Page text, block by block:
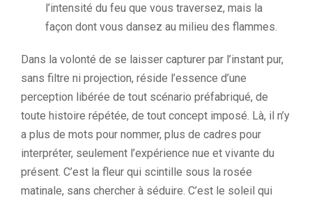
l’intensité du feu que vous traversez, mais la
façon dont vous dansez au milieu des flammes.
Dans la volonté de se laisser capturer par l’instant pur,
sans filtre ni projection, réside l’essence d’une
perception libérée de tout scénario préfabriqué, de
toute histoire répétée, de tout concept imposé. Là, il n’y
a plus de mots pour nommer, plus de cadres pour
interpréter, seulement l’expérience nue et vivante du
présent. C’est la fleur qui scintille sous la rosée
matinale, sans chercher à séduire. C’est le soleil qui